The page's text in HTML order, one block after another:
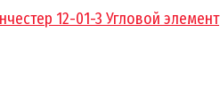
12-01-3 Угловой элемент